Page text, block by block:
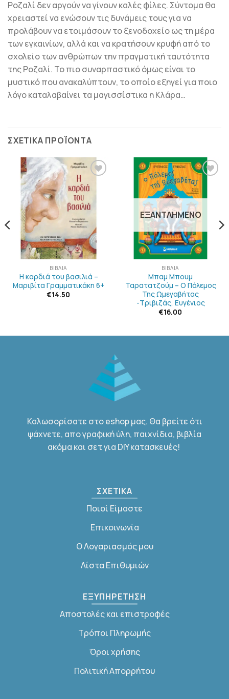
Ροζαλί δεν αργούν να γίνουν καλές φίλες. Σύντοµα θα
χρειαστεί να ενώσουν τις δυνάµεις τους για να
προλάβουν να ετοιµάσουν το ξενοδοχείο ως τη µέρα
των εγκαινίων, αλλά και να κρατήσουν κρυφή από το
σχολείο των ανθρώπων την πραγµατική ταυτότητα
της Ροζαλί. Το πιο συναρπαστικό όµως είναι το
µυστικό που ανακαλύπτουν, το οποίο εξηγεί για ποιο
λόγο καταλαβαίνει τα µαγισσίστικα η Κλάρα…
ΣΧΕΤΙΚΆ ΠΡΟΪΌΝΤΑ
ΠΡΟΣΘΉΚΗ
ΣΤΗΝ
ΛΊΣΤΑ
ΕΠΙΘΥΜΙΏΝ
ΒΙΒΛΊΑ
Η καρδιά του βασιλιά –
Μαριβίτα Γραμματικάκη 6+
€14.50
ΠΡΟΣΘΉΚΗ
ΣΤΗΝ
ΛΊΣΤΑ
ΕΠΙΘΥΜΙΏΝ
ΕΞΑΝΤΛΗΜΈΝΟ
ΒΙΒΛΊΑ
Μπαμ Μπουμ
Ταρατατζούμ – Ο Πόλεμος
Της Ωμεγαβήτας
-Τριβιζάς, Ευγένιος
€16.00
Καλωσορίσατε στο eshop μας. Θα βρείτε ότι
ψάχνετε, απο γραφική ύλη, παιχνίδια, βιβλία
ακόμα και σετ για DIY κατασκευές!
ΣΧΕΤΙΚΑ
Ποιοί Είμαστε
Επικοινωνία
Ο Λογαριασμός μου
Λίστα Επιθυμιών
ΕΞΥΠΗΡΕΤΗΣΗ
Αποστολές και επιστροφές
Τρόποι Πληρωμής
Όροι χρήσης
Πολιτική Απορρήτου